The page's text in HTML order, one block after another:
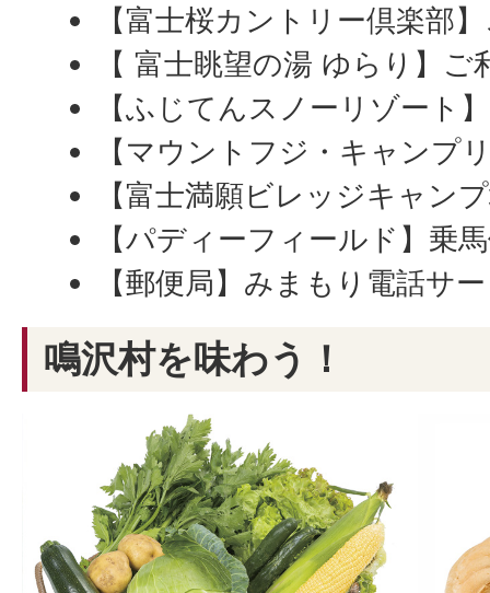
【富士桜カントリー倶楽部
【 富士眺望の湯 ゆらり】ご
【ふじてんスノーリゾート
【マウントフジ・キャンプ
【富士満願ビレッジキャン
【パディーフィールド】乗
【郵便局】みまもり電話サ
鳴沢村を味わう！